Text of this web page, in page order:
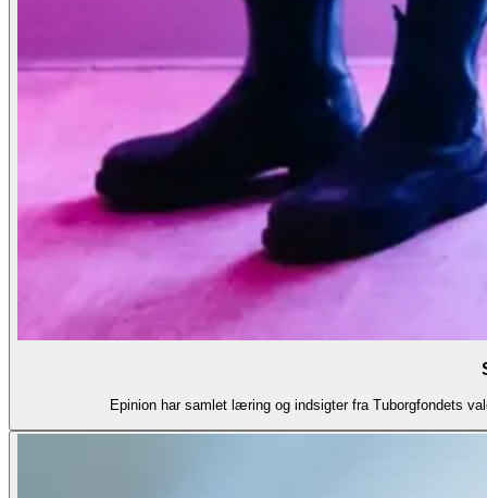
Epinion har samlet læring og indsigter fra Tuborgfondets